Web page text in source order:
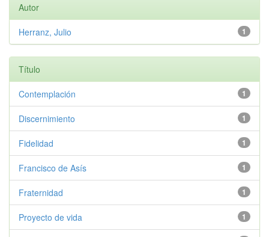
Autor
1
Herranz, Julio
Título
1
Contemplación
1
Discernimiento
1
Fidelidad
1
Francisco de Asís
1
Fraternidad
1
Proyecto de vida